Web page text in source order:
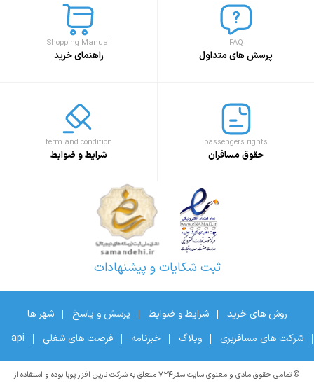
FAQ
پرسش های متداول
Shopping Manual
راهنمای خرید
passengers rights
حقوق مسافران
term and condition
شرایط و ضوابط
ثبت شکایات و پیشنهادات
روش های خرید شرایط و ضوابط پرسش و پاسخ
شهر ها
شرکت های مسافربری
وبلاگ خبرنامه فرصت های شغلی api
© تمامی حقوق مادی و معنوی سایت سفر۷۲۴ متعلق به شرکت نارین افزار پویا بوده و استفاده از